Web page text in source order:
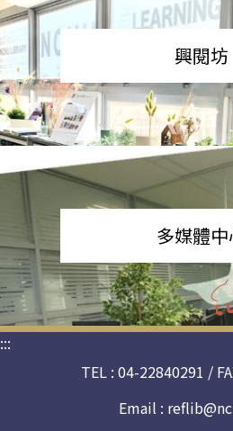
興閱坊
多媒體
:::
TEL : 04-22840291 /
Email :